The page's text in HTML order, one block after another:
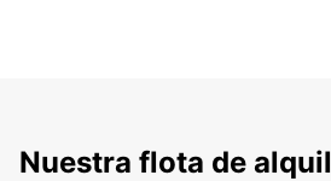
Nuestra flota de